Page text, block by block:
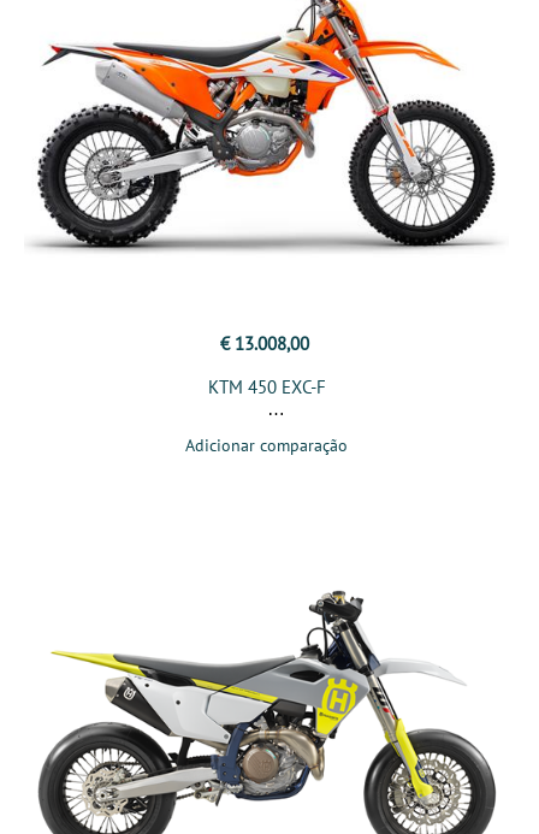
€ 13.008,00
KTM 450 EXC-F
Adicionar comparação